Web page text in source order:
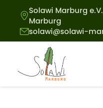
Direkt zum Inhalt
Solawi Marburg
Marburg
solawi@solawi-